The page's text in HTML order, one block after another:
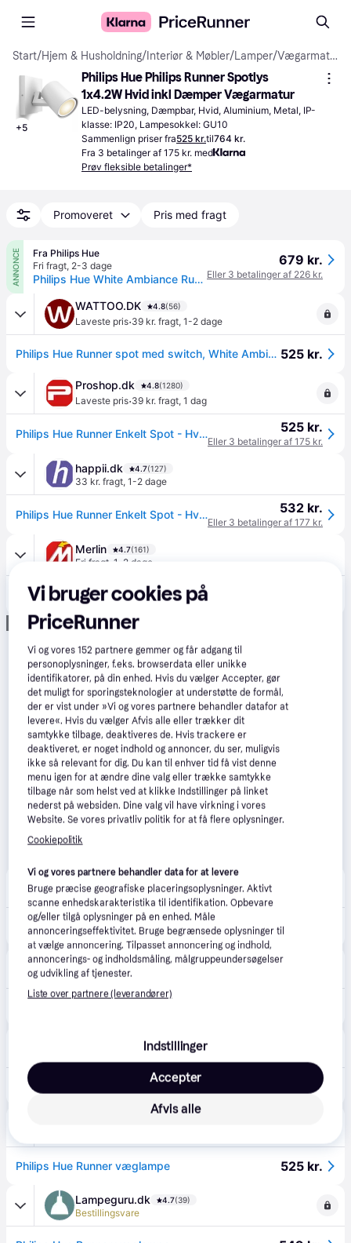
Start/Hjem & Husholdning/ Interiør & Møbler/Lamper/ Vægarmaturer
+5
Philips Hue Philips Runner Spotlys
1x4.2W Hvid inkl Dæmper Vægarmatur
LED-belysning, Dæmpbar, Hvid, Aluminium, Metal, IP-
klasse: IP20, Lampesokkel: GU10
Sammenlign priser fra525 kr.til764 kr.
Fra 3 betalinger af 175 kr. med
Prøv fleksible betalinger*
Promoveret Pris med fragt
ANNONCE
Fra Philips Hue
Fri fragt, 2-3 dage
Philips Hue White Ambiance Runner Spot Med Switch
679 kr.
Eller 3 betalinger af 226 kr.
WATTOO.DK 4.8(56)
Laveste pris·39 kr. fragt, 1-2 dage
Philips Hue Runner spot med switch, White Ambiance, 400lm, Zigbee + Bluetooth, hvid 525 kr.
Proshop.dk 4.8(1280)
Laveste pris·39 kr. fragt, 1 dag
Philips Hue Runner Enkelt Spot - Hvid - med Dimmer Switch 525 kr.
Eller 3 betalinger af 175 kr.
happii.dk 4.7(127)
33 kr. fragt, 1-2 dage
Philips Hue Runner Enkelt Spot - Hvid - med Dimmer Switch 532 kr.
Eller 3 betalinger af 177 kr.
Merlin 4.7(161)
Fri fragt 1-2 dage
Philips Hue Runner Enkelt Spot - Hvid - med Dimmer Switch
Annonce
Philips Hue
Fri fragt,2-3 dage
Philips Hue White Ambiance Runner Spot Med Switch
Eller 3 betalinger af 226 kr.
Elgiganten 4.3(42)
49 kr. fragt,1-2 dage
5.0 (3)
1-2 dage
690 kr.
Philips Hue Runner væglampe 525 kr.
Lampeguru.dk 4.7(39)
Bestillingsvare
Vi bruger cookies på
PriceRunner
Vi og vores152 partnere gemmer og får adgang til
personoplysninger, f.eks. browserdata eller unikke
identifikatorer, på din enhed. Hvis du vælger Accepter, gør
det muligt for sporingsteknologier at understøtte de formål,
der er vist under »Vi og vores partnere behandler datafor at
levere«. Hvis du vælger Afvis alle eller trækker dit
samtykke tilbage, deaktiveres de. Hvis trackere er
deaktiveret, er noget indhold og annoncer, du ser, muligvis
ikke så relevant for dig. Du kan til enhver tid få vist denne
menu igen for at ændre dine valg eller trække samtykke
tilbage når som helst ved at klikke Indstillinger på linket
nederst på websiden. Dine valg vil have virkning i vores
Website. Se vores privatliv politik for at få flere oplysninger.
Cookiepolitik
Vi og vores partnere behandler data for at levere
Bruge præcise geografiske placeringsoplysninger. Aktivt
scanne enhedskarakteristika til identifikation. Opbevare
og/eller tilgå oplysninger på en enhed. Måle
annonceringseffektivitet. Bruge begrænsede oplysninger til
at vælge annoncering. Tilpasset annoncering og indhold,
annoncerings- og indholdsmåling, målgruppeundersøgelser
og udvikling af tjenester.
Liste over partnere (leverandører)
Indstillinger
Afvis alle
Accepter